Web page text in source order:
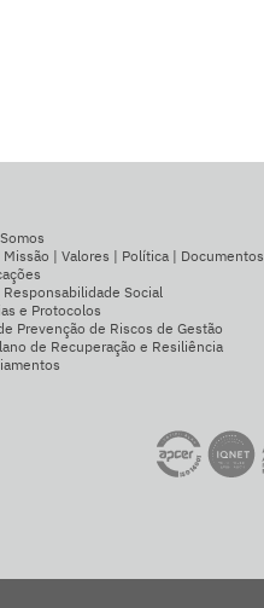
Missão | Valores | Política | Documentos
Responsabilidade Social
e Protocolos
Prevenção de Riscos de Gestão
de Recuperação e Resiliência